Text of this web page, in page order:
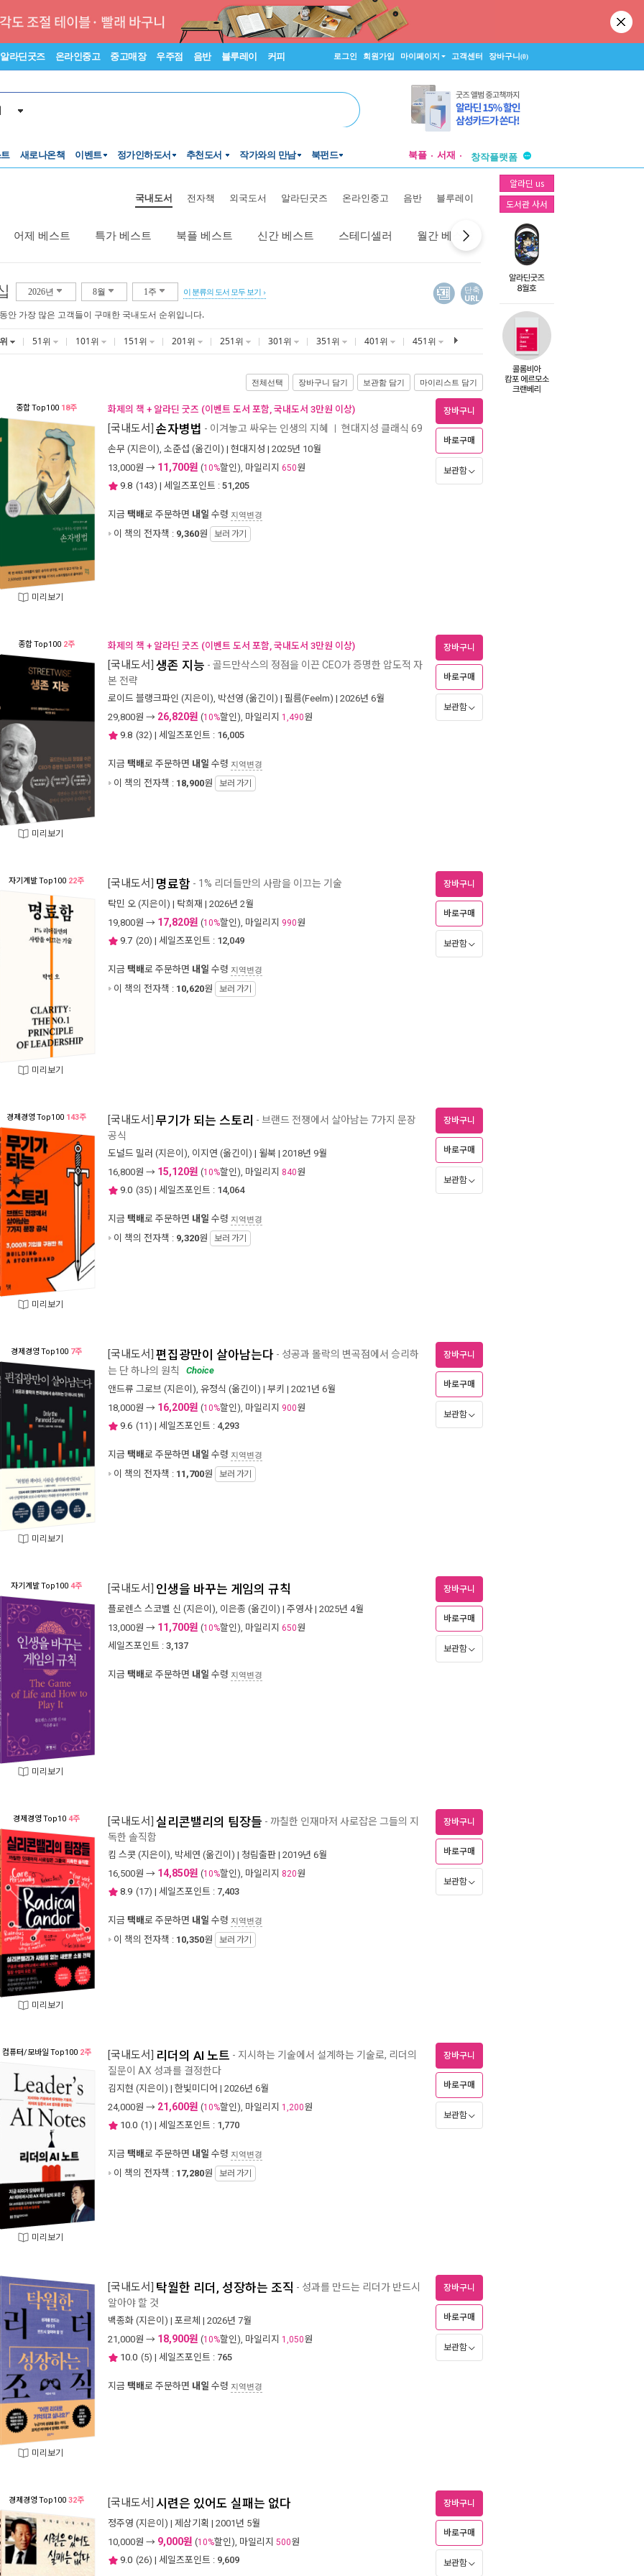
알라딘굿즈 온라인중고 중고매장 우주점 음반 블루레이 커피 로그인 회원가입 마이페이지 고객센터 장바구니(0)
새로나온책 이벤트 정가인하도서 추천도서 작가와의 만남 북펀드 북플 서재
창작플랫폼
투비컨티뉴드
알라딘 us
도서관 사서
국내도서 전자책 외국도서 알라딘굿즈 온라인중고 음반 블루레이
어제 베스트 특가 베스트 북플 베스트 신간 베스트 스테디셀러 월간 베스트 역대 베스트
2026년 8월 1주 이 분류의 도서 모두 보기
단축
URL
안 가장 많은 고객들이 구매한 국내도서 순위입니다.
51위 101위 151위 201위 251위 301위 351위 401위 451위
전체선택 장바구니 담기 보관함 담기 마이리스트 담기
종합Top100 18주
미리보기
화제의 책 + 알라딘 굿즈 (이벤트 도서 포함, 국내도서 3만원 이상)
[국내도서] 손자병법 - 이겨놓고 싸우는 인생의 지혜 현대지성 클래식 69
손무 (지은이), 소준섭 (옮긴이) | 현대지성 | 2025년 10월
13,000원 → 11,700원 (10%할인), 마일리지 650원
9.8 (143) | 세일즈포인트 : 51,205
지금 택배로 주문하면 내일 수령 지역변경
이 책의 전자책 : 9,360원 보러 가기
장바구니
바로구매
보관함
종합Top100 2주
미리보기
화제의 책 + 알라딘 굿즈 (이벤트 도서 포함, 국내도서 3만원 이상)
[국내도서] 생존 지능 - 골드만삭스의 정점을 이끈 CEO가 증명한 압도적 자
본 전략
로이드 블랭크파인 (지은이), 박선영 (옮긴이) | 필름(Feelm) | 2026년 6월
29,800원 → 26,820원 (10%할인), 마일리지 1,490원
9.8 (32) | 세일즈포인트 : 16,005
지금 택배로 주문하면 내일 수령 지역변경
이 책의 전자책 : 18,900원 보러 가기
장바구니
바로구매
보관함
자기계발Top100 22주
미리보기
[국내도서] 명료함 - 1% 리더들만의 사람을 이끄는 기술
탁민 오 (지은이) | 탁희재 | 2026년 2월
19,800원 → 17,820원 (10%할인), 마일리지 990원
9.7 (20) | 세일즈포인트 : 12,049
지금 택배로 주문하면 내일 수령 지역변경
이 책의 전자책 : 10,620원 보러 가기
장바구니
바로구매
보관함
경제경영Top100 143주
미리보기
[국내도서] 무기가 되는 스토리 - 브랜드 전쟁에서 살아남는 7가지 문장
공식
도널드 밀러 (지은이), 이지연 (옮긴이) | 윌북 | 2018년 9월
16,800원 → 15,120원 (10%할인), 마일리지 840원
9.0 (35) | 세일즈포인트 : 14,064
지금 택배로 주문하면 내일 수령 지역변경
이 책의 전자책 : 9,320원 보러 가기
장바구니
바로구매
보관함
경제경영Top100 7주
미리보기
[국내도서] 편집광만이 살아남는다 - 성공과 몰락의 변곡점에서 승리하
는 단 하나의 원칙
Choice
앤드류 그로브 (지은이), 유정식 (옮긴이) | 부키 | 2021년 6월
18,000원 → 16,200원 (10%할인), 마일리지 900원
9.6 (11) | 세일즈포인트 : 4,293
지금 택배로 주문하면 내일 수령 지역변경
이 책의 전자책 : 11,700원 보러 가기
장바구니
바로구매
보관함
자기계발Top100 4주
미리보기
[국내도서] 인생을 바꾸는 게임의 규칙
플로렌스 스코벨 신 (지은이), 이은종 (옮긴이) | 주영사 | 2025년 4월
13,000원 → 11,700원 (10%할인), 마일리지 650원
세일즈포인트 : 3,137
지금 택배로 주문하면 내일 수령 지역변경
장바구니
바로구매
보관함
경제경영Top10 4주
미리보기
[국내도서] 실리콘밸리의 팀장들 - 까칠한 인재마저 사로잡은 그들의 지
독한 솔직함
킴 스콧 (지은이), 박세연 (옮긴이) | 청림출판 | 2019년 6월
16,500원 → 14,850원 (10%할인), 마일리지 820원
8.9 (17) | 세일즈포인트 : 7,403
지금 택배로 주문하면 내일 수령 지역변경
이 책의 전자책 : 10,350원 보러 가기
장바구니
바로구매
보관함
컴퓨터/모바일 Top100 2주
미리보기
[국내도서] 리더의 AI 노트 - 지시하는 기술에서 설계하는 기술로, 리더의
질문이 AX 성과를 결정한다
김지현 (지은이) | 한빛미디어 | 2026년 6월
24,000원 → 21,600원 (10%할인), 마일리지 1,200원
10.0 (1) | 세일즈포인트 : 1,770
지금 택배로 주문하면 내일 수령 지역변경
이 책의 전자책 : 17,280원 보러 가기
장바구니
바로구매
보관함
미리보기
[국내도서] 탁월한 리더, 성장하는 조직 - 성과를 만드는 리더가 반드시
알아야 할 것
백종화 (지은이) | 포르체 | 2026년 7월
21,000원 → 18,900원 (10%할인), 마일리지 1,050원
10.0 (5) | 세일즈포인트 : 765
지금 택배로 주문하면 내일 수령 지역변경
장바구니
바로구매
보관함
경제경영Top100 32주 [국내도서] 시련은 있어도 실패는 없다
정주영 (지은이) | 제삼기획 | 2001년 5월
10,000원 → 9,000원 (10%할인), 마일리지 500원
9.0 (26) | 세일즈포인트 : 9,609
장바구니
바로구매
보관함